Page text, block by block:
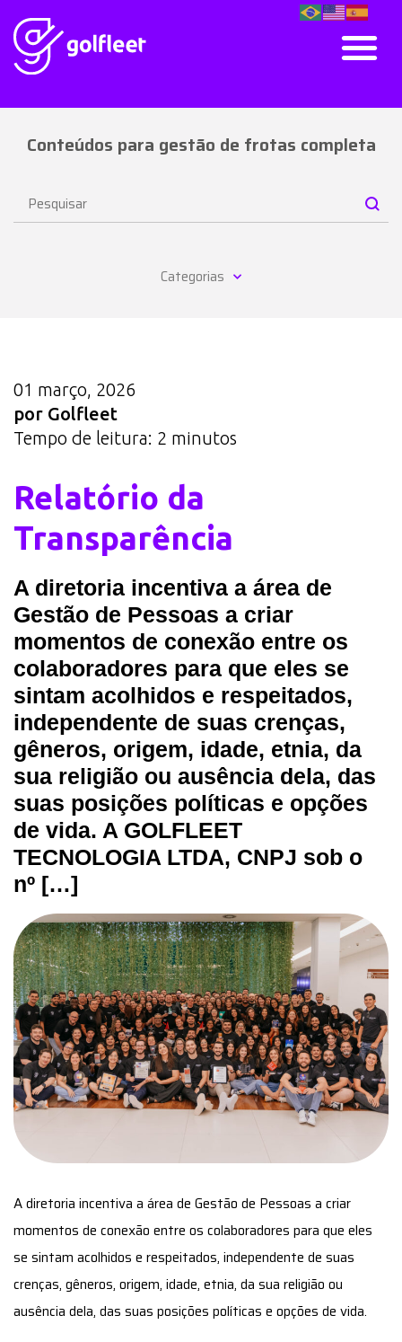
Conteúdos para gestão de frotas completa
Categorias
01 março, 2026
por Golfleet
Tempo de leitura: 2 minutos
Relatório da
Transparência
A diretoria incentiva a área de
Gestão de Pessoas a criar
momentos de conexão entre os
colaboradores para que eles se
sintam acolhidos e respeitados,
independente de suas crenças,
gêneros, origem, idade, etnia, da
sua religião ou ausência dela, das
suas posições políticas e opções
de vida. A GOLFLEET
TECNOLOGIA LTDA, CNPJ sob o
nº […]
A diretoria incentiva a área de Gestão de Pessoas a criar
momentos de conexão entre os colaboradores para que eles
se sintam acolhidos e respeitados, independente de suas
crenças, gêneros, origem, idade, etnia, da sua religião ou
ausência dela, das suas posições políticas e opções de vida.